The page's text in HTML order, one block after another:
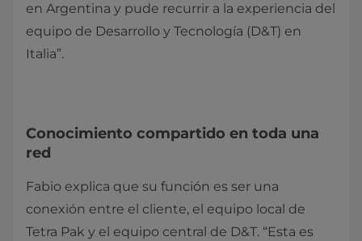
en Argentina y pude recurrir a la experiencia del
equipo de Desarrollo y Tecnología (D&T) en
Italia”.
Conocimiento compartido en toda una
red
Fabio explica que su función es ser una
conexión entre el cliente, el equipo local de
Tetra Pak y el equipo central de D&T. “Esta es